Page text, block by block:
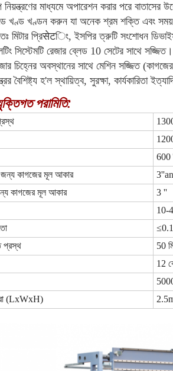
নিয়ন্ত্রণের মাধ্যমে অপারেশন করার পরে বাতাসের
খণ্ড খণ্ডন করুন যা অনেক শ্রম শক্তি এবং সময়
মিটার প্রিसेटিং, ইসপির ত্রুটি সংশোধন
সিস্টেমটি রেজার ব্লেড 10 সেটের সাথে সজ্জিত।
চিহ্নের অবস্থানের সাথে মেশিন সজ্জিত
বৈশিষ্ট্য হ'ল স্থায়িত্ব, সুরক্ষা, কার্যকারিতা
পরামিতি:
600
জন্য কাগজের মূল আকার
কাগজের মূল আকার
3 ''
10-
≤0.1
প্রস্থ
50
12
(LxWxH)